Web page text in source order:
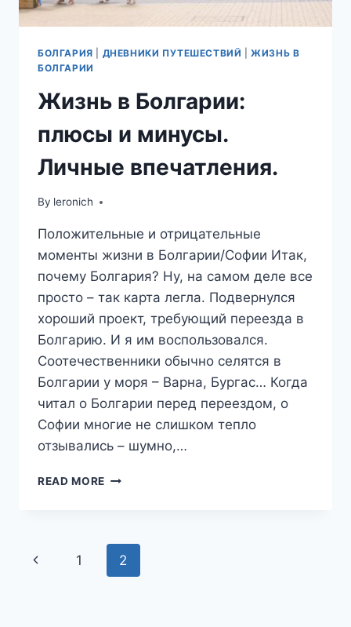
БОЛГАРИЯ ДНЕВНИКИ ПУТЕШЕСТВИЙ |ЖИЗНЬ В
БОЛГАРИИ
Жизнь в Болгарии:
плюсы и минусы.
Личные впечатления.
By leronich
Положительные и отрицательные
моменты жизни в Болгарии/Софии Итак,
почему Болгария? Ну, на самом деле все
просто – так карта легла. Подвернулся
хороший проект, требующий переезда в
Болгарию. И я им воспользовался.
Соотечественники обычно селятся в
Болгарии у моря – Варна, Бургас… Когда
читал о Болгарии перед переездом, о
Софии многие не слишком тепло
отзывались – шумно,…
READ MORE ЖИЗНЬ
И
МИНУСЫ.
ЛИЧНЫЕ
Page
Previous
1 2